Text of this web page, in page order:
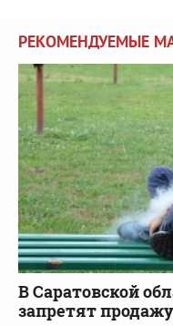
РЕКОМЕНДУЕМЫЕ
В Саратовской
запретят